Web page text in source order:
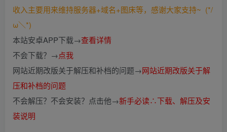
收入主要用来维持服务器+域名+图床等，感谢大家支持~ (*/
ω＼*)
本站安卓APP下载→查看详情
不会下载？→点我
网站近期改版关于解压和补档的问题→网站近期改版关于解
压和补档的问题
不会解压？不会安装？点击他→新手必读∴下载、解压及安
装说明